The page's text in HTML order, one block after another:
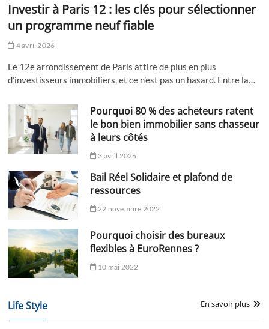
Investir à Paris 12 : les clés pour sélectionner
un programme neuf fiable
4 avril 2026
Le 12e arrondissement de Paris attire de plus en plus
d’investisseurs immobiliers, et ce n’est pas un hasard. Entre la…
Pourquoi 80 % des acheteurs ratent
le bon bien immobilier sans chasseur
à leurs côtés
3 avril 2026
Bail Réel Solidaire et plafond de
ressources
22 novembre 2022
Pourquoi choisir des bureaux
flexibles à EuroRennes ?
10 mai 2022
Life Style En savoir plus